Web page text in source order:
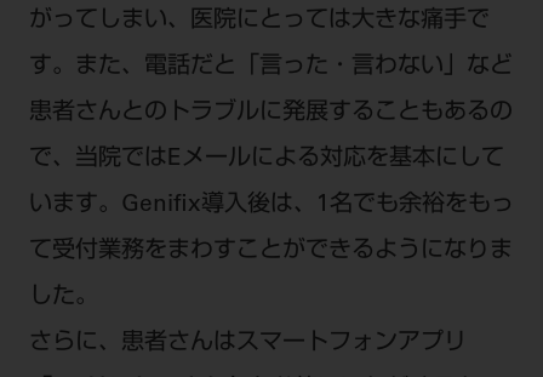
がってしまい、医院にとっては大きな痛手で
す。また、電話だと「言った・言わない」など
患者さんとのトラブルに発展することもあるの
で、当院ではEメールによる対応を基本にして
います。Genifix導入後は、1名でも余裕をもっ
て受付業務をまわすことができるようになりま
した。
さらに、患者さんはスマートフォンアプリ